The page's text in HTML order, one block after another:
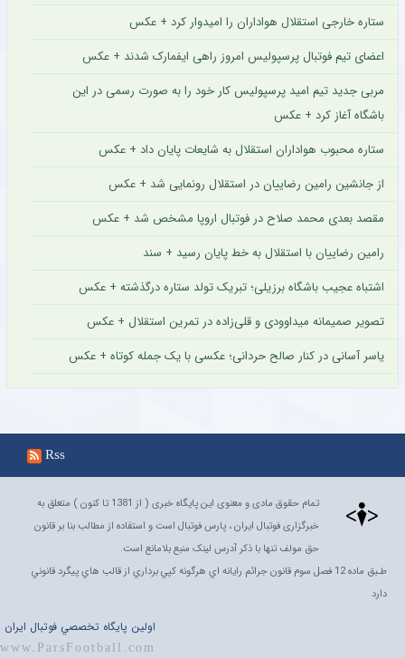
ستاره خارجی استقلال هواداران را امیدوار کرد + عکس
اعضای تیم فوتبال پرسپولیس امروز راهی ایفمارک شدند + عکس
مربی جدید تیم امید پرسپولیس کار خود را به صورت رسمی در این
باشگاه آغاز کرد + عکس
ستاره محبوب هواداران استقلال به شایعات پایان داد + عکس
از جانشین رامین رضاییان در استقلال رونمایی شد + عکس
مقصد بعدی محمد صلاح در فوتبال اروپا مشخص شد + عکس
رامین رضاییان با استقلال به خط پایان رسید + سند
اشتباه عجیب باشگاه برزیلی؛ تبریک تولد ستاره درگذشته + عکس
تصویر صمیمانه میداوودی و قلی‌زاده در تمرین استقلال + عکس
یاسر آسانی در کنار صالح حردانی؛ عکسی با یک جمله کوتاه + عکس
Rss
تمام حقوق مادی و معنوی این پایگاه خبری ( از 1381 تا کنون ) متعلق به
خبرگزاری فوتبال ایران ، پارس فوتبال است و استفاده از مطالب بنا بر قانون
حق مولف تنها با ذکر آدرس لینک منبع بلامانع است.
طـبق ماده 12 فصل سوم قانون جرائم رايانه اي هرگونه کپي برداري از قالب هاي پيگرد قانوني
دارد
اولين پايگاه تخصصي فوتبال ايران
www.ParsFootball.com